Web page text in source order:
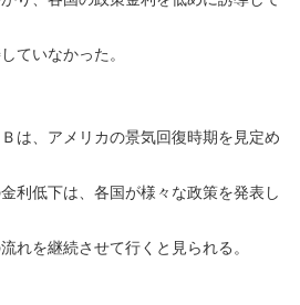
ていなかった。
は、アメリカの景気回復時期を見定め
利低下は、各国が様々な政策を発表し
れを継続させて行くと見られる。